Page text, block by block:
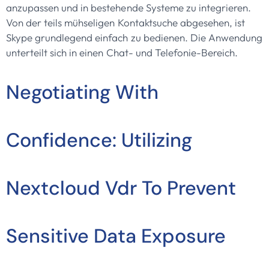
anzupassen und in bestehende Systeme zu integrieren.
Von der teils mühseligen Kontaktsuche abgesehen, ist
Skype grundlegend einfach zu bedienen. Die Anwendung
unterteilt sich in einen Chat- und Telefonie-Bereich.
Negotiating With
Confidence: Utilizing
Nextcloud Vdr To Prevent
Sensitive Data Exposure